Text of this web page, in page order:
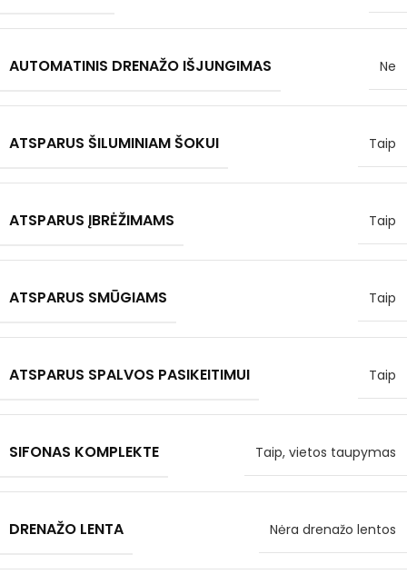
AUTOMATINIS DRENAŽO IŠJUNGIMAS Ne
ATSPARUS ŠILUMINIAM ŠOKUI Taip
ATSPARUS ĮBRĖŽIMAMS Taip
ATSPARUS SMŪGIAMS Taip
ATSPARUS SPALVOS PASIKEITIMUI Taip
SIFONAS KOMPLEKTE Taip, vietos taupymas
DRENAŽO LENTA Nėra drenažo lentos